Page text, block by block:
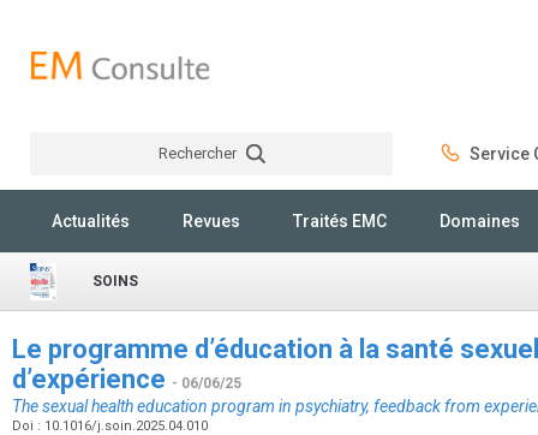
Rechercher Service
Actualités Revues Traités EMC Domaines
SOINS
Le programme d’éducation à la santé
d’expérience - 06/06/25
The sexual health education program in psychiatry, feedback from
Doi : 10.1016/j.soin.2025.04.010